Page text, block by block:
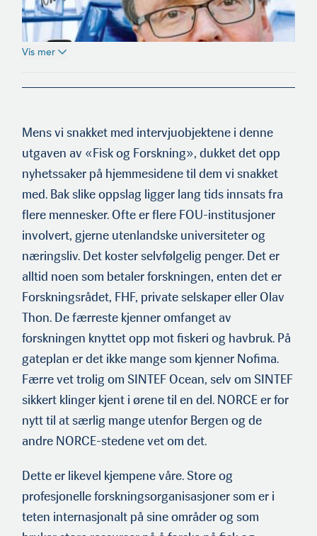
Vis mer
Mens vi snakket med intervjuobjektene i denne
utgaven av «Fisk og Forskning», dukket det opp
nyhetssaker på hjemmesidene til dem vi snakket
med. Bak slike oppslag ligger lang tids innsats fra
flere mennesker. Ofte er flere FOU-institusjoner
involvert, gjerne utenlandske universiteter og
næringsliv. Det koster selvfølgelig penger. Det er
alltid noen som betaler forskningen, enten det er
Forskningsrådet, FHF, private selskaper eller Olav
Thon. De færreste kjenner omfanget av
forskningen knyttet opp mot fiskeri og havbruk. På
gateplan er det ikke mange som kjenner Nofima.
Færre vet trolig om SINTEF Ocean, selv om SINTEF
sikkert klinger kjent i ørene til en del. NORCE er for
nytt til at særlig mange utenfor Bergen og de
andre NORCE-stedene vet om det.
Dette er likevel kjempene våre. Store og
profesjonelle forskning­sorganisasjoner som er i
teten internasjonalt på sine områder og som